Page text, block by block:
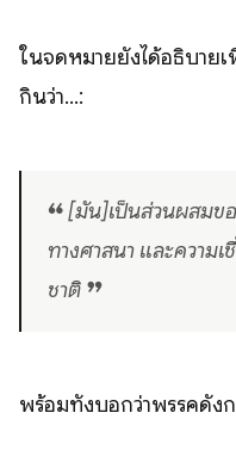
ในจดหมายยังได้อธิบาย
กินว่า...:
❝ [มัน]เป็นส่วนผสมข
ทางศาสนา และความเ
ชาติ ❞
พร้อมทั้งบอกว่าพรรคดังก